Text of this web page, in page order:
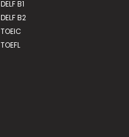
DELF B1
DELF B2
TOEIC
TOEFL